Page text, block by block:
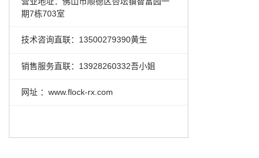
期7栋703室
技术咨询直联：13500279390黄生
销售服务直联：13928260332吾小姐
网址 ：www.flock-rx.com